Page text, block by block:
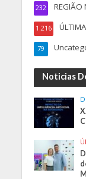
REGIÃO
232
1.216
79
Noticias